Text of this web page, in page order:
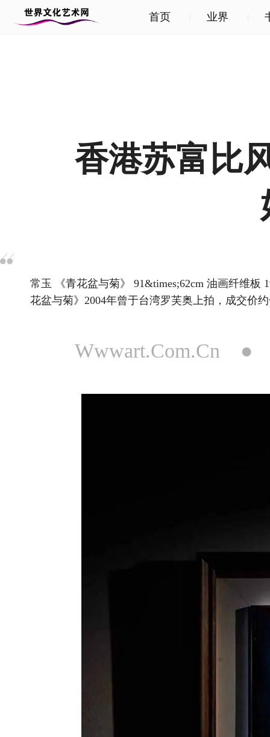
首页 业界
香港苏富比
常玉 《青花盆与菊》 91&times;62cm 油画纤维
花盆与菊》2004年曾于台湾罗芙奥上拍，成交价
Wwwart.Com.Cn